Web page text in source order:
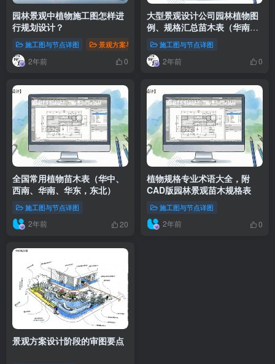
园林景观中植物施工图怎样进
行规划设计？
施工图与节点详图 景观方案与灵感
2年前 0
大型景观设计公司园林植物图
例、规格汇总苗木表（华南
区）施工图与节点详图
2年前 0
全国常用植物苗木表（华中、
西南、华南、华东，东北）
施工图与节点详图
2年前 20
植物规格专业术语大全，附
CAD版园林景观苗木规格表
施工图与节点详图
2年前 0
景观方案设计阶段的审图要点